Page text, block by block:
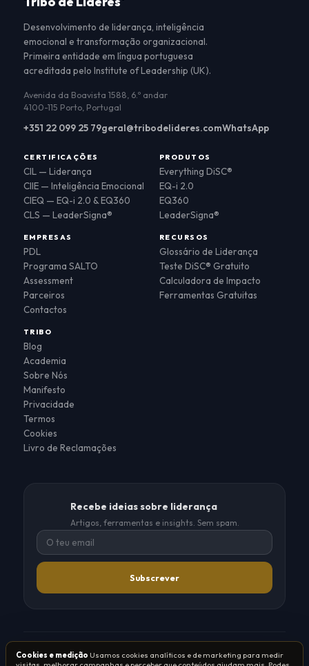
Desenvolvimento de liderança, inteligência
emocional e transformação organizacional.
Primeira entidade em língua portuguesa
acreditada pelo Institute of Leadership (UK).
Avenida da Boavista 1588, 6.º andar
4100-115 Porto, Portugal
+351 22 099 25 79geral@tribodelideres.comWhatsApp
CERTIFICAÇÕES
CIL — Liderança
CIIE — Inteligência Emocional
CIEQ — EQ-i 2.0 & EQ360
CLS — LeaderSigna®
PRODUTOS
Everything DiSC®
EQ-i 2.0
EQ360
LeaderSigna®
EMPRESAS
PDL
Programa SALTO
Assessment
Parceiros
Contactos
RECURSOS
Glossário de Liderança
Teste DiSC® Gratuito
Calculadora de Impacto
Ferramentas Gratuitas
TRIBO
Blog
Academia
Sobre Nós
Manifesto
Privacidade
Termos
Cookies
Livro de Reclamações
Recebe ideias sobre liderança
Artigos, ferramentas e insights. Sem spam.
Subscrever
© 2026 Tribo de Líderes®·Grupo TSO®
Cookies e medição Usamos cookies analíticos e de marketing para medir